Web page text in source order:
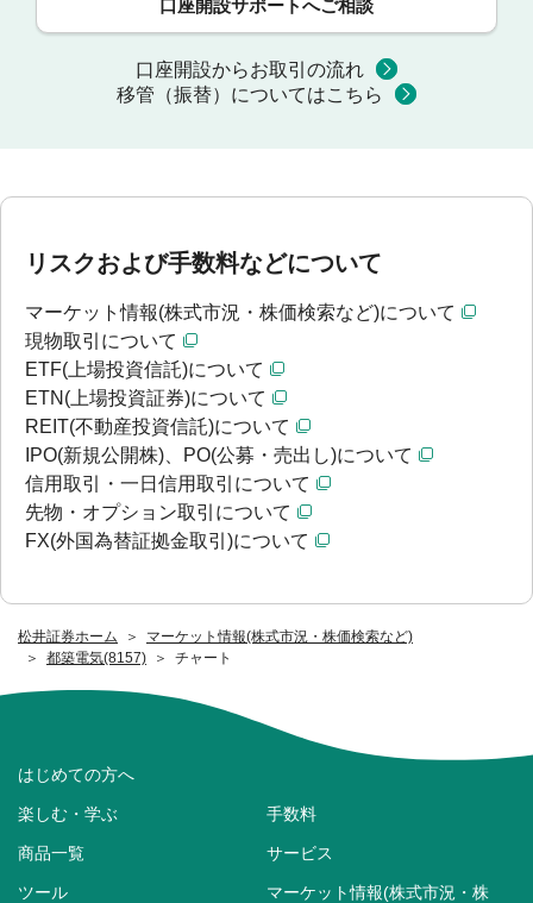
松井証券ホーム
マーケット情報(株式市況・株価検索など)
都築電気(8157)
チャート
口座開設サポートへご相談
口座開設からお取引の流れ
移管（振替）についてはこちら
リスクおよび手数料などについて
マーケット情報(株式市況・株価検索など)について
現物取引について
ETF(上場投資信託)について
ETN(上場投資証券)について
REIT(不動産投資信託)について
IPO(新規公開株)、PO(公募・売出し)について
信用取引・一日信用取引について
先物・オプション取引について
FX(外国為替証拠金取引)について
はじめての方へ
楽しむ・学ぶ 手数料
商品一覧 サービス
ツール
マーケット情報(株式市況・株